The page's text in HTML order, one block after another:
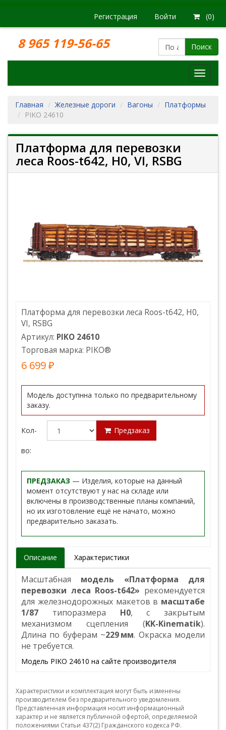
Регистрация Войти (0)
8 965 119-56-65 Поиск
Модели
Главная
Железные дороги Вагоны
Платформы
PIKO 24610
Платформа для перевозки
леса Roos-t642, H0, VI, RSBG
Платформа для перевозки леса Roos-t642, H0,
VI, RSBG
Артикул: PIKO 24610
Торговая марка: PIKO®
6 699 ₽
Модель доступнна только по предварительному
заказу.
Кол-
во:
Предзаказ
ПРЕДЗАКАЗ — Изделия, которые на данный
момент отсутствуют у нас на складе или
включены в производственные планы компаний,
но их изготовление ещё не начато, можно
предварительно заказать.
Описание Характеристики
Масштабная модель «Платформа для
перевозки леса Roos-t642» рекомендуется
для железнодорожных макетов в масштабе
1/87 типоразмера H0, с закрытым
механизмом сцепления (KK-Kinematik).
Длина по буферам ~229 мм. Окраска модели
не требуется.
Модель PIKO 24610 на сайте производителя
Характеристики и комплектация могут быть изменены
производителем без предварительного уведомления.
Представленная информация носит информационный
характер и не является публичной офертой, определяемой
положениями Статьи 437(2) Гражданского кодекса РФ.